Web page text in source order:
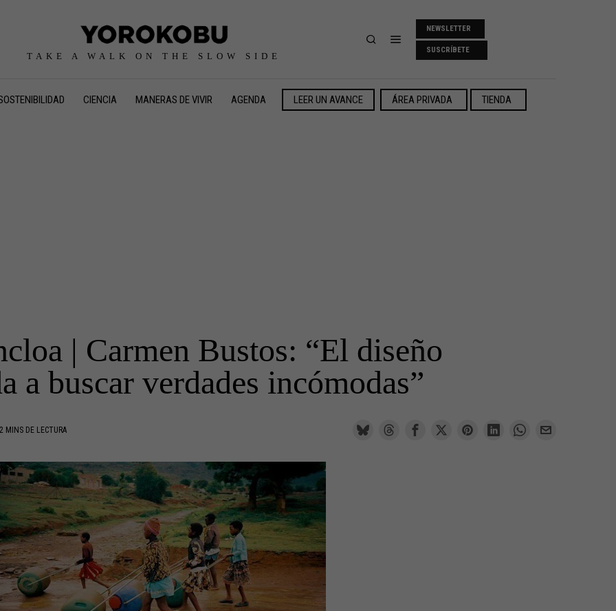
TAKE A WALK ON THE SLOW SIDE
NEWSLETTER
SUSCRÍBETE
CIENCIA MANERAS DE VIVIR AGENDA LEER UN AVANCE ÁREA PRIVADA TIENDA
| Carmen Bustos: “El diseño
a buscar verdades incómodas”
2 MINS DE LECTURA